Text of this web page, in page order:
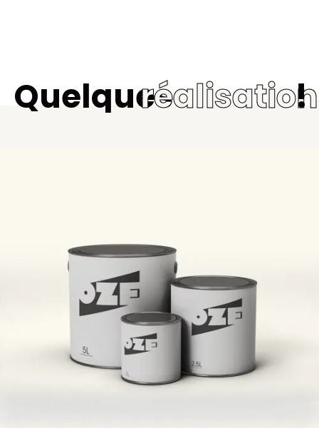
Quelques !